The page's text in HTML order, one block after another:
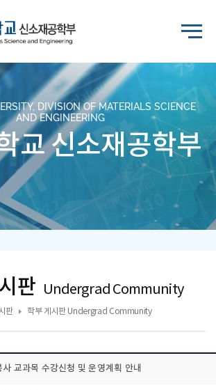
DIVISION OF MATERIALS SCIENCE
AND ENGINEERING
교 신소재공학부
판 Undergrad Community
판 학부 게시판 Undergrad Community
교과목 수강신청 및 운영계획 안내